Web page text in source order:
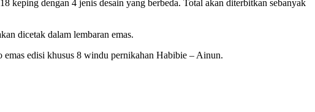
keping dengan 4 jenis desain yang berbeda. Total akan diterbitkan sebanyak
dicetak dalam lembaran emas.
emas edisi khusus 8 windu pernikahan Habibie – Ainun.